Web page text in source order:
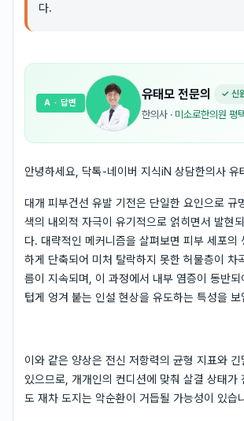
다.
유태모 전문의 ✓ 신
한의사 · 미소로한의원 평
A · 답변
안녕하세요, 닥톡-네이버 지식iN 상담한의사 유
대개 피부건선 유발 기전은 단일한 요인으로 규
색의 내외적 자극이 유기적으로 얽히면서 발현
다. 대략적인 메커니즘을 살펴보면 피부 세포의
하게 단축되어 미처 탈락하지 못한 허물층이 차
름이 지속되며, 이 과정에서 내부 염증이 동반
텁게 엉겨 붙는 인설 현상을 유도하는 특성을 보
이와 같은 양상은 전신 저항력의 균형 지표와 긴
있으므로, 개개인의 컨디션에 맞춰 살결 상태가
도 재차 도지는 악순환이 거듭될 가능성이 있습